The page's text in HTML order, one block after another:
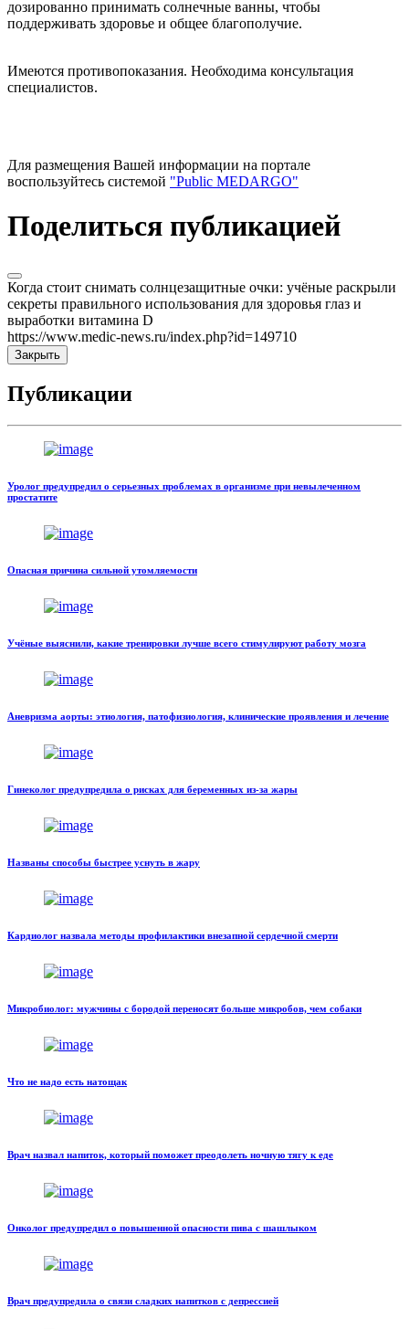
дозированно принимать солнечные ванны, чтобы
поддерживать здоровье и общее благополучие.
Имеются противопоказания. Необходима консультация
специалистов.
Для размещения Вашей информации на портале
воспользуйтесь системой "Public MEDARGO"
Поделиться публикацией
Когда стоит снимать солнцезащитные очки: учёные раскрыли
секреты правильного использования для здоровья глаз и
выработки витамина D
https://www.medic-news.ru/index.php?id=149710
Закрыть
Публикации
Уролог предупредил о серьезных проблемах в организме при невылеченном
простатите
Опасная причина сильной утомляемости
Учёные выяснили, какие тренировки лучше всего стимулируют работу мозга
Аневризма аорты: этиология, патофизиология, клинические проявления и лечение
Гинеколог предупредила о рисках для беременных из-за жары
Названы способы быстрее уснуть в жару
Кардиолог назвала методы профилактики внезапной сердечной смерти
Микробиолог: мужчины с бородой переносят больше микробов, чем собаки
Что не надо есть натощак
Врач назвал напиток, который поможет преодолеть ночную тягу к еде
Онколог предупредил о повышенной опасности пива с шашлыком
Врач предупредила о связи сладких напитков с депрессией